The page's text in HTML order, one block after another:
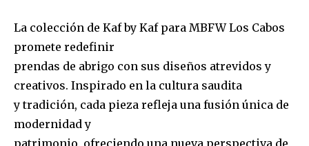
La colección de Kaf by Kaf para MBFW Los Cabos
promete redefinir
prendas de abrigo con sus diseños atrevidos y
creativos. Inspirado en la cultura saudita
y tradición, cada pieza refleja una fusión única de
modernidad y
patrimonio, ofreciendo una nueva perspectiva de